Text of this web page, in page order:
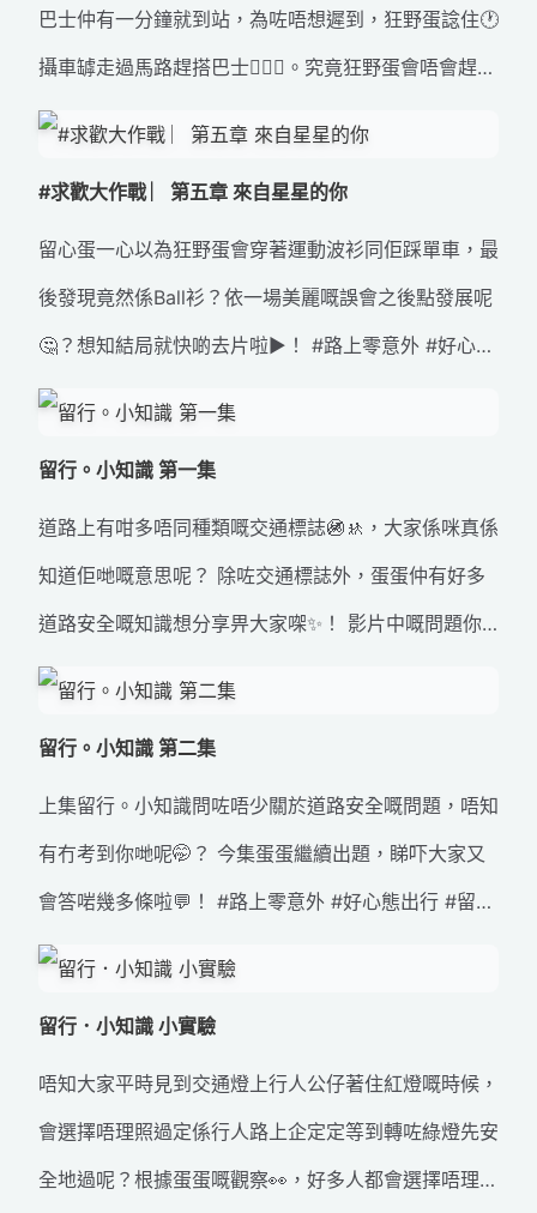
巴士仲有一分鐘就到站，為咗唔想遲到，狂野蛋諗住🕐
攝車罅走過馬路趕搭巴士🏃🏻‍♀️。究竟狂野蛋會唔會趕得
切個約會呢🤔？即刻去片啦▶️！ #路上零意外 #好心態
#求歡大作戰 ︳第五章 來自星星的你
留心蛋一心以為狂野蛋會穿著運動波衫同佢踩單車，最
後發現竟然係Ball衫？依一場美麗嘅誤會之後點發展呢
🤔？想知結局就快啲去片啦▶️！ #路上零意外 #好心態
出行 #來自星星的你 #專心 #留心 #唔分心 #留心蛋 #
留行。小知識 第一集
道路上有咁多唔同種類嘅交通標誌🚳🚸，大家係咪真係
知道佢哋嘅意思呢？ 除咗交通標誌外，蛋蛋仲有好多
道路安全嘅知識想分享畀大家㗎✨！ 影片中嘅問題你
又識答幾多條呢？大家不妨喺留言度話俾我知啦💬 ！
留行。小知識 第二集
上集留行。小知識問咗唔少關於道路安全嘅問題，唔知
有冇考到你哋呢🤭？ 今集蛋蛋繼續出題，睇吓大家又
會答啱幾多條啦💬！ #路上零意外 #好心態出行 #留行
小知識 #交通標誌 #道路冷知識
留行．小知識 小實驗
唔知大家平時見到交通燈上行人公仔著住紅燈嘅時候，
會選擇唔理照過定係行人路上企定定等到轉咗綠燈先安
全地過呢？根據蛋蛋嘅觀察👀，好多人都會選擇唔理照